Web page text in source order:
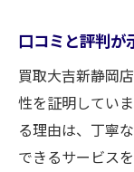
口コミと評判が
買取大吉新静岡
性を証明してい
る理由は、丁寧
できるサービス